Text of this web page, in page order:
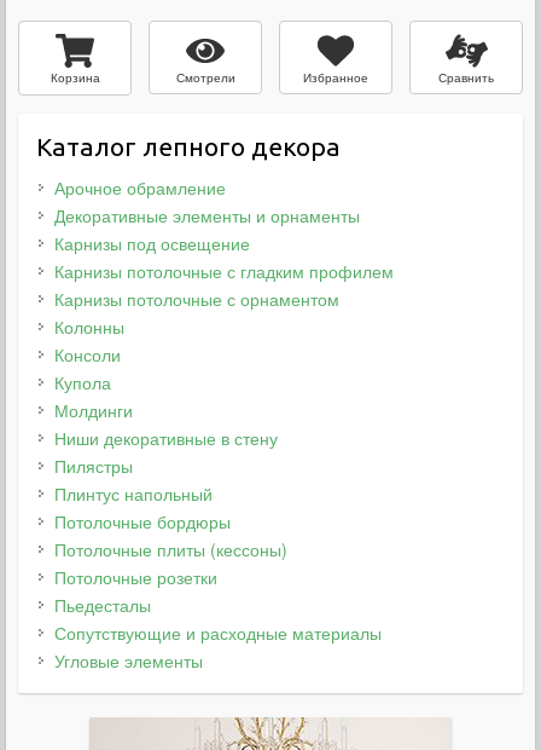
Корзина Смотрели Избранное Сравнить
Каталог лепного декора
Арочное обрамление
Декоративные элементы и орнаменты
Карнизы под освещение
Карнизы потолочные с гладким профилем
Карнизы потолочные с орнаментом
Колонны
Консоли
Купола
Молдинги
Ниши декоративные в стену
Пилястры
Плинтус напольный
Потолочные бордюры
Потолочные плиты (кессоны)
Потолочные розетки
Пьедесталы
Сопутствующие и расходные материалы
Угловые элементы